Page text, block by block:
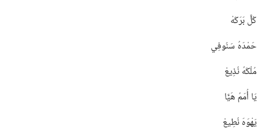
كُلَّ بَرَكَهْ
حَمْدَهُ سَنُوفِي
مُلْكَهُ نُذِيعْ
يَا أُمَمُ هَيَّا
يَهْوَهَ نُطِيعْ